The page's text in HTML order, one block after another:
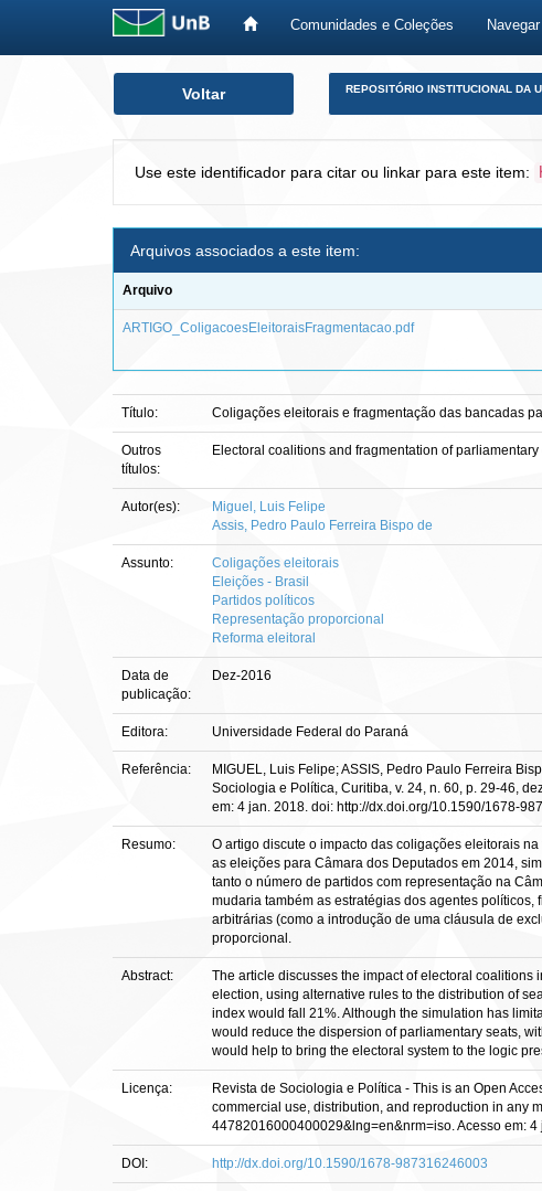
Comunidades e Coleções Navegar
Voltar REPOSITÓRIO INSTITUCIONAL DA
Use este identificador para citar ou linkar para este item:
Arquivos associados a este item:
Arquivo
ARTIGO_ColigacoesEleitoraisFragmentacao.pdf
Título: Coligações eleitorais e fragmentação das bancadas
Outros
títulos:
Electoral coalitions and fragmentation of
Autor(es):
Miguel, Luis Felipe
Assis, Pedro Paulo Ferreira Bispo de
Assunto:
Coligações eleitorais
Eleições - Brasil
Partidos políticos
Representação proporcional
Reforma eleitoral
Data de
publicação:
Dez-2016
Editora: Universidade Federal do Paraná
Referência:
MIGUEL, Luis Felipe; ASSIS, Pedro Paulo Ferreira
Sociologia e Política, Curitiba, v. 24, n. 60, p. 29-46,
em: 4 jan. 2018. doi: http://dx.doi.org/10.1590/1678-
Resumo:
O artigo discute o impacto das coligações eleitorais
as eleições para Câmara dos Deputados em 2014,
tanto o número de partidos com representação na
mudaria também as estratégias dos agentes
arbitrárias (como a introdução de uma cláusula de
proporcional.
Abstract:
The article discusses the impact of electoral
election, using alternative rules to the distribution of
index would fall 21%. Although the simulation has
would reduce the dispersion of parliamentary seats,
would help to bring the electoral system to the logic
Licença:
Revista de Sociologia e Política - This is an Open
commercial use, distribution, and reproduction in any
44782016000400029&lng=en&nrm=iso. Acesso em: 4
DOI: http://dx.doi.org/10.1590/1678-987316246003